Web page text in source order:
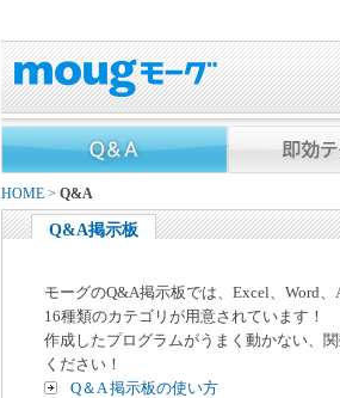
HOME > Q&A
Q&A掲示板
モーグのQ&A掲示板では、Excel、Word
16種類のカテゴリが用意されています！
作成したプログラムがうまく動かない、
ください！
Q＆A 掲示板の使い方